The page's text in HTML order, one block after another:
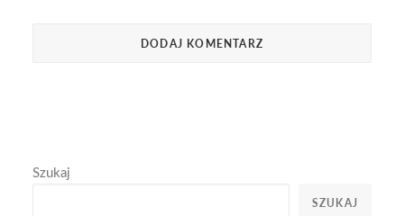
Szukaj
SZUKAJ